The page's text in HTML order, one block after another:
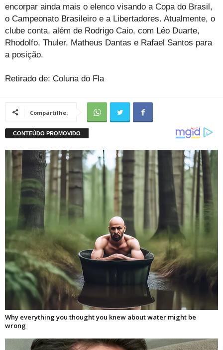
encorpar ainda mais o elenco visando a Copa do Brasil,
o Campeonato Brasileiro e a Libertadores. Atualmente, o
clube conta, além de Rodrigo Caio, com Léo Duarte,
Rhodolfo, Thuler, Matheus Dantas e Rafael Santos para
a posição.
Retirado de: Coluna do Fla
Compartilhe: